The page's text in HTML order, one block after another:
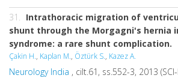
31. Intrathoracic migration of
shunt through the Morgagni's hernia
syndrome: a rare shunt complication.
Çakin H., Kaplan M., Öztürk S., Kazez A.
Neurology India , cilt.61, ss.552-3, 2013